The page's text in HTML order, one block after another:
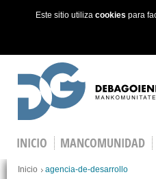
Este sitio utiliza cookies para
INICIO MANCOMUNIDAD
You are here
Inicio agencia-de-desarrollo